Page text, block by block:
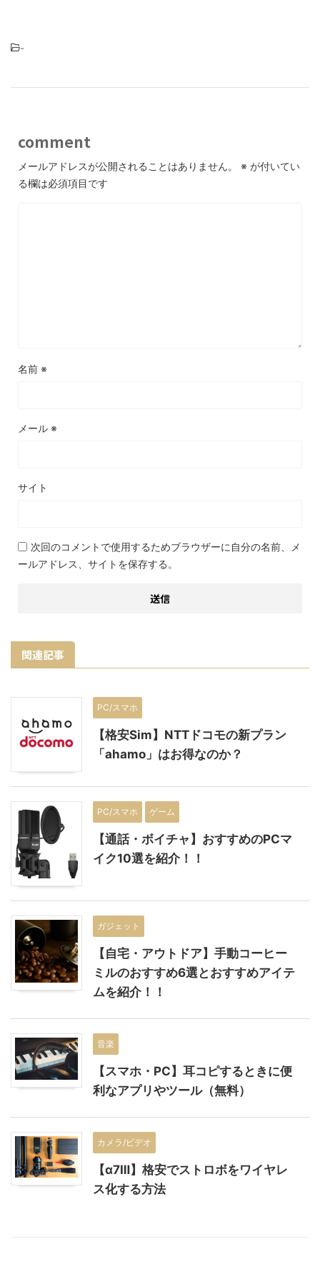
-
comment
メールアドレスが公開されることはありません。 ※ が付いてい
る欄は必須項目です
名前 ※
メール ※
サイト
次回のコメントで使用するためブラウザーに自分の名前、メ
ールアドレス、サイトを保存する。
関連記事
PC/スマホ
【格安Sim】NTTドコモの新プラン
「ahamo」はお得なのか？
PC/スマホ ゲーム
【通話・ボイチャ】おすすめのPCマ
イク10選を紹介！！
ガジェット
【自宅・アウトドア】手動コーヒー
ミルのおすすめ6選とおすすめアイテ
ムを紹介！！
音楽
【スマホ・PC】耳コピするときに便
利なアプリやツール（無料）
カメラ/ビデオ
【α7Ⅲ】格安でストロボをワイヤレ
ス化する方法